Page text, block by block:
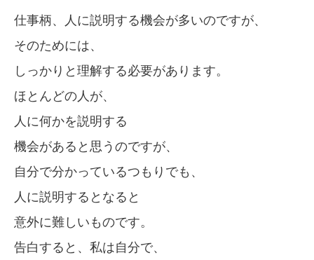
仕事柄、人に説明する機会が多いのですが、
そのためには、
しっかりと理解する必要があります。
ほとんどの人が、
人に何かを説明する
機会があると思うのですが、
自分で分かっているつもりでも、
人に説明するとなると
意外に難しいものです。
告白すると、私は自分で、